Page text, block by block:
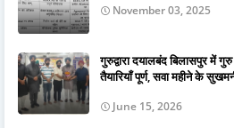
November 03, 2025
गुरुद्वारा दयालबंद बिलासपुर में
तैयारियाँ पूर्ण, सवा महीने के
June 15, 2026